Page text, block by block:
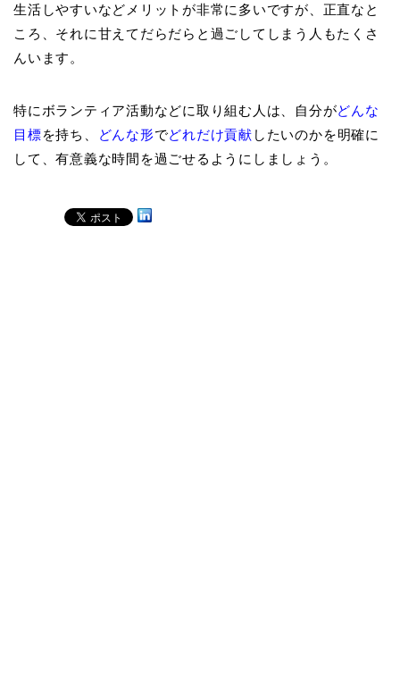
生活しやすいなどメリットが非常に多いですが、正直なと
ころ、それに甘えてだらだらと過ごしてしまう人もたくさ
んいます。
特にボランティア活動などに取り組む人は、自分がどんな
目標を持ち、 どんな形でどれだけ貢献 したいのかを明確に
して、有意義な時間を過ごせるようにしましょう。